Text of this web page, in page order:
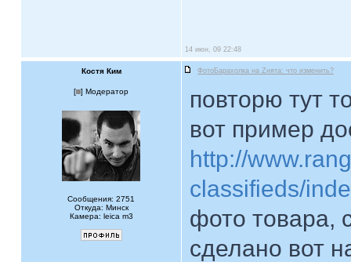
14 июн, 09 22:48
Костя Ким ФотоБарахолка на Zнята: что изменить?
[ ] Модератор
Сообщения: 2751
Откуда: Минск
Камера: leica m3
повторю тут
вот пример
http://
classifieds/
фото товара,
сделано вот